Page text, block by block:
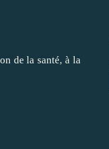
de la santé, à la